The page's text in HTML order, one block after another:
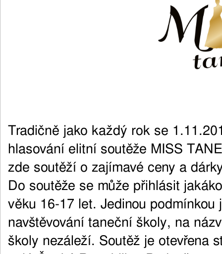
Tradičně jako každý rok se
hlasování elitní soutěže MISS
zde soutěží o zajímavé ceny a
Do soutěže se může přihlásit
věku 16-17 let. Jedinou podmínkou
navštěvování taneční školy, na
školy nezáleží. Soutěž je otevřena